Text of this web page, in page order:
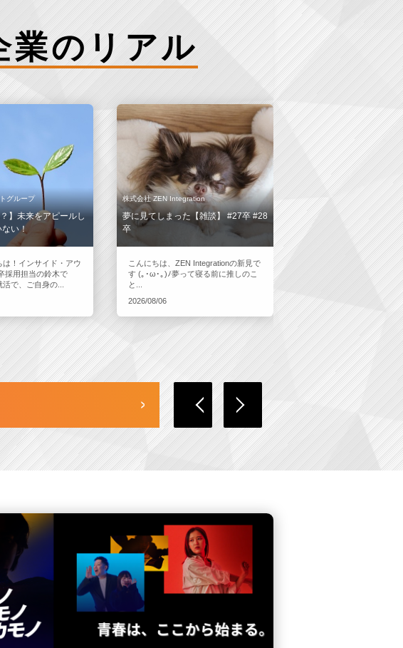
業のリアル
グループ
】未来をアピールし
い！
は！インサイド・アウ
採用担当の鈴木で
で、ご自身の...
株式会社 ZEN Integration
夢に見てしまった【雑談】 #27卒 #28
卒
こんにちは、ZEN Integrationの新見で
す (｡･ω･｡)ﾉ夢って寝る前に推しのこ
と...
2026/08/06